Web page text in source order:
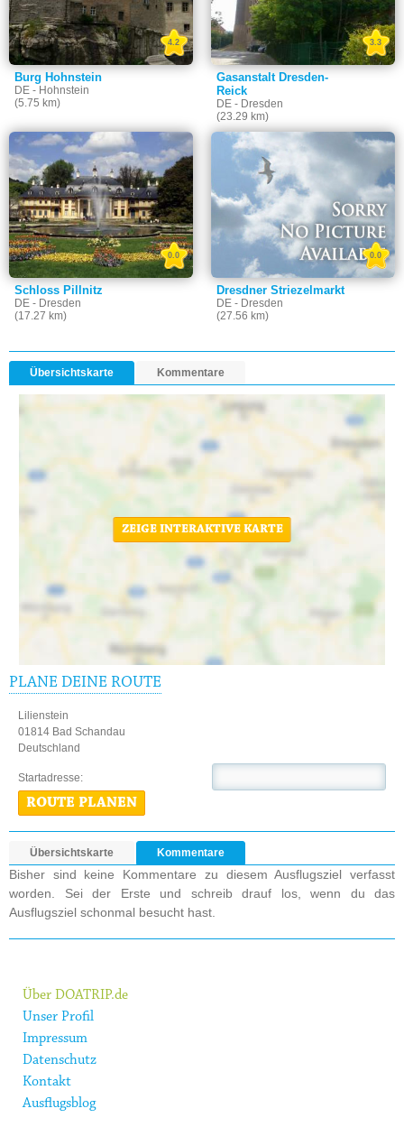
Burg Hohnstein
DE - Hohnstein
(5.75 km)
4.2
Gasanstalt Dresden-
Reick
DE - Dresden
(23.29 km)
3.3
Schloss Pillnitz
DE - Dresden
(17.27 km)
0.0
Dresdner Striezelmarkt
DE - Dresden
(27.56 km)
0.0
Übersichtskarte Kommentare
ZEIGE INTERAKTIVE KARTE
PLANE DEINE ROUTE
Lilienstein
01814 Bad Schandau
Deutschland
Startadresse:
ROUTE PLANEN
Übersichtskarte Kommentare
Bisher sind keine Kommentare zu diesem Ausflugsziel verfasst
worden. Sei der Erste und schreib drauf los, wenn du das
Ausflugsziel schonmal besucht hast.
Über DOATRIP.de
Unser Profil
Impressum
Datenschutz
Kontakt
Ausflugsblog